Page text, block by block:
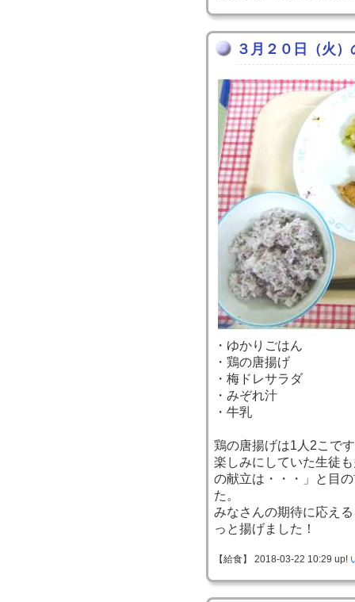
３月２０日（火）
・ゆかりごはん
・鶏の唐揚げ
・梅ドレサラダ
・みぞれ汁
・牛乳
鶏の唐揚げは1人2こで
楽しみにしていた生徒
の献立は・・・」と目
た。
みなさんの期待に応え
っと揚げました！
【給食】 2018-03-22 10:29 up!